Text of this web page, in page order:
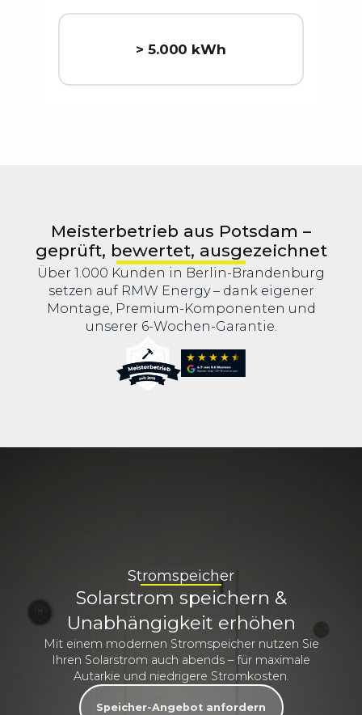
> 5.000 kWh
Meisterbetrieb aus Potsdam –
geprüft, bewertet, ausgezeichnet
Über 1.000 Kunden in Berlin-Brandenburg
setzen auf RMW Energy – dank eigener
Montage, Premium-Komponenten und
unserer 6-Wochen-Garantie.
Stromspeicher
Solarstrom speichern &
Unabhängigkeit erhöhen
Mit einem modernen Stromspeicher nutzen Sie
Ihren Solarstrom auch abends – für maximale
Autarkie und niedrigere Stromkosten.
Speicher-Angebot anfordern